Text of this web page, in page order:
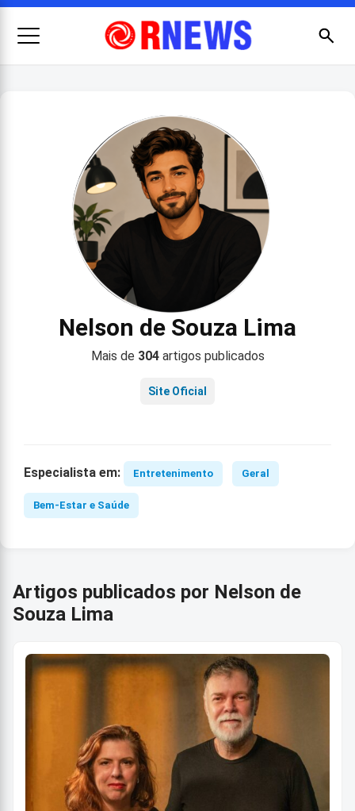
Menu
Nelson de Souza Lima
Mais de 304artigos publicados
Site Oficial
Especialista em: Entretenimento Geral
Bem-Estar e Saúde
Artigos publicados por Nelson de
Souza Lima